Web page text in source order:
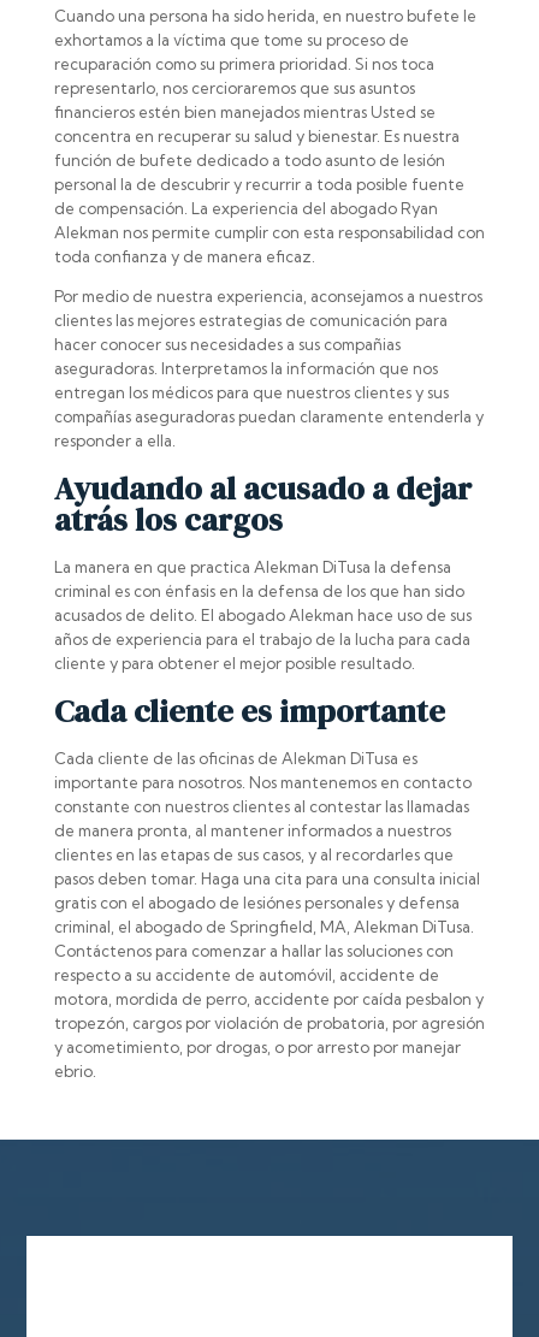
Cuando una persona ha sido herida, en nuestro bufete le
exhortamos a la víctima que tome su proceso de
recuparación como su primera prioridad. Si nos toca
representarlo, nos cercioraremos que sus asuntos
financieros estén bien manejados mientras Usted se
concentra en recuperar su salud y bienestar. Es nuestra
función de bufete dedicado a todo asunto de lesión
personal la de descubrir y recurrir a toda posible fuente
de compensación. La experiencia del abogado Ryan
Alekman nos permite cumplir con esta responsabilidad con
toda confianza y de manera eficaz.
Por medio de nuestra experiencia, aconsejamos a nuestros
clientes las mejores estrategias de comunicación para
hacer conocer sus necesidades a sus compañias
aseguradoras. Interpretamos la información que nos
entregan los médicos para que nuestros clientes y sus
compañías aseguradoras puedan claramente entenderla y
responder a ella.
Ayudando al acusado a dejar
atrás los cargos
La manera en que practica Alekman DiTusa la defensa
criminal es con énfasis en la defensa de los que han sido
acusados de delito. El abogado Alekman hace uso de sus
años de experiencia para el trabajo de la lucha para cada
cliente y para obtener el mejor posible resultado.
Cada cliente es importante
Cada cliente de las oficinas de Alekman DiTusa es
importante para nosotros. Nos mantenemos en contacto
constante con nuestros clientes al contestar las llamadas
de manera pronta, al mantener informados a nuestros
clientes en las etapas de sus casos, y al recordarles que
pasos deben tomar. Haga una cita para una consulta inicial
gratis con el abogado de lesiónes personales y defensa
criminal, el abogado de Springfield, MA, Alekman DiTusa.
Contáctenos para comenzar a hallar las soluciones con
respecto a su accidente de automóvil, accidente de
motora, mordida de perro, accidente por caída pesbalon y
tropezón, cargos por violación de probatoria, por agresión
y acometimiento, por drogas, o por arresto por manejar
ebrio.